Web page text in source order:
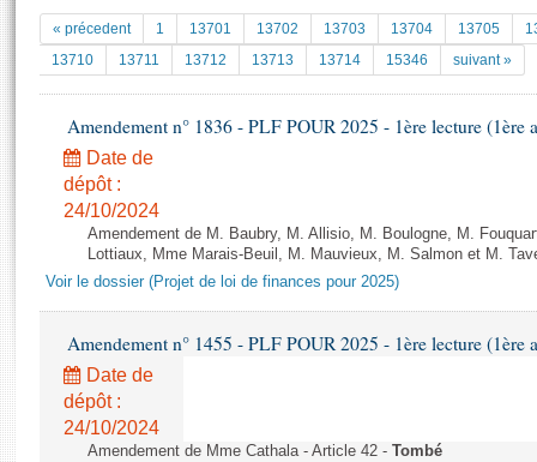
Documents parlementaires
Projets de loi
Propositions de loi
Amendements
Textes adoptés
Rapports d'information
Rapports d'enquête
Rapports législatifs
Rapports sur l'application des lois
Baromètre de l’application des lois
Dossiers législatifs
Documents de référence
( Constitution | Règlement de l'Assemblée ... )
Histoire
Juniors
Anciennes législatures
Liens vers les sites publics
La Bibliothèque
Les archives
Photos libres de droit
« précedent 1 13701 13702 13703 13704 13705
13710
13711 13712 13713 13714 15346 suivant »
Amendement n° 1836 - PLF POUR 2025 - 1ère lecture (1ère
Date de
dépôt :
24/10/2024
Amendement de M. Baubry, M. Allisio, M. Boulogne, M.
Lottiaux, Mme Marais-Beuil, M. Mauvieux, M. Salmon et M.
Voir le dossier (Projet de loi de finances pour 2025)
Amendement n° 1455 - PLF POUR 2025 - 1ère lecture (1ère
Date de
dépôt :
24/10/2024
Amendement de Mme Cathala - Article 42 - Tombé